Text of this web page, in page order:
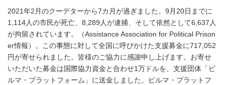
2021年2月のクーデターから7カ月が過ぎました。9月20日までに
1,114人の市民が死亡、8,289人が逮捕、そして依然として6,637人
が拘留されています。（Assistance Association for Political Prison
er情報）。この事態に対して全国に呼びかけた支援募金に717,052
円が寄せられました。皆様のご協力に感謝申し上げます。お寄せ
いただいた募金は国際協力資金と合わせ1万ドルを、支援団体「ビ
ルマ・プラットフォーム」に送金しました。ビルマ・プラットフ